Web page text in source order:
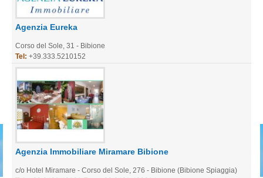
Agenzia Eureka
Corso del Sole, 31 - Bibione
Tel: +39.333.5210152
Agenzia Immobiliare Miramare Bibione
c/o Hotel Miramare - Corso del Sole, 276 - Bibione (Bibione Spiaggia)